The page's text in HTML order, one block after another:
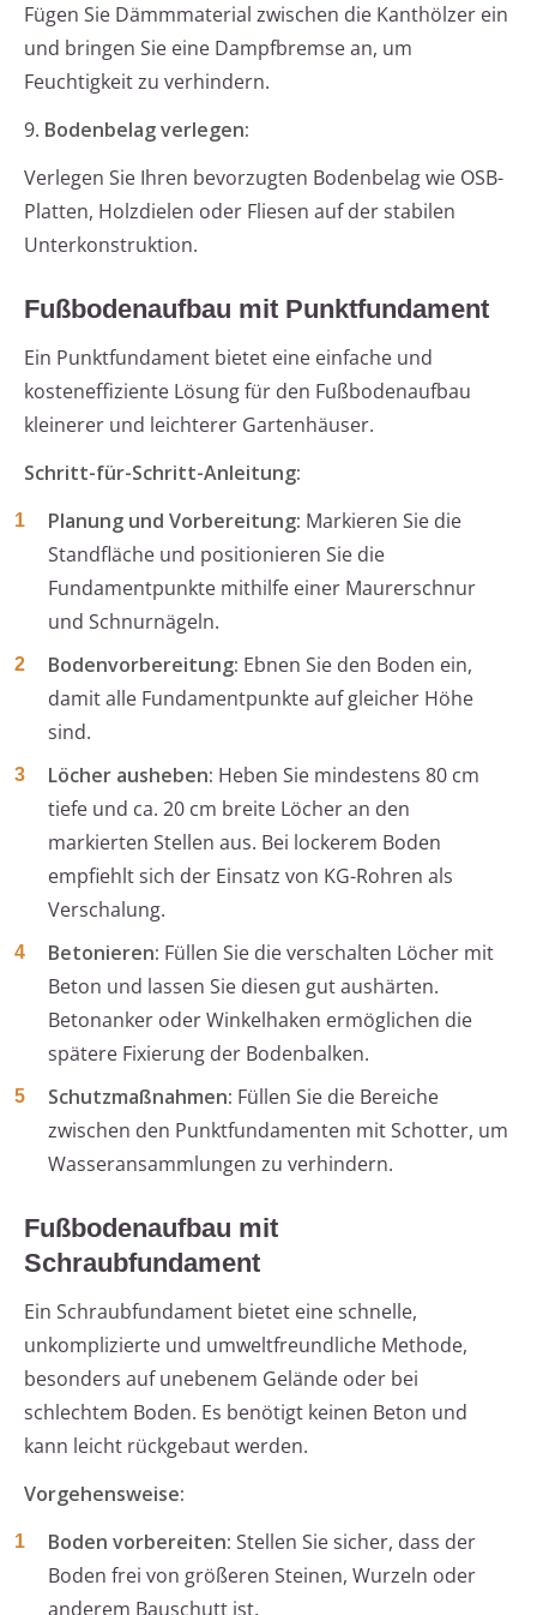
Fügen Sie Dämmmaterial zwischen die Kanthölzer ein
und bringen Sie eine Dampfbremse an, um
Feuchtigkeit zu verhindern.
9. Bodenbelag verlegen:
Verlegen Sie Ihren bevorzugten Bodenbelag wie OSB-
Platten, Holzdielen oder Fliesen auf der stabilen
Unterkonstruktion.
Fußbodenaufbau mit Punktfundament
Ein Punktfundament bietet eine einfache und
kosteneffiziente Lösung für den Fußbodenaufbau
kleinerer und leichterer Gartenhäuser.
Schritt-für-Schritt-Anleitung:
Planung und Vorbereitung: Markieren Sie die
Standfläche und positionieren Sie die
Fundamentpunkte mithilfe einer Maurerschnur
und Schnurnägeln.
Bodenvorbereitung: Ebnen Sie den Boden ein,
damit alle Fundamentpunkte auf gleicher Höhe
sind.
Löcher ausheben: Heben Sie mindestens 80 cm
tiefe und ca. 20 cm breite Löcher an den
markierten Stellen aus. Bei lockerem Boden
empfiehlt sich der Einsatz von KG-Rohren als
Verschalung.
Betonieren: Füllen Sie die verschalten Löcher mit
Beton und lassen Sie diesen gut aushärten.
Betonanker oder Winkelhaken ermöglichen die
spätere Fixierung der Bodenbalken.
Schutzmaßnahmen: Füllen Sie die Bereiche
zwischen den Punktfundamenten mit Schotter, um
Wasseransammlungen zu verhindern.
Fußbodenaufbau mit
Schraubfundament
Ein Schraubfundament bietet eine schnelle,
unkomplizierte und umweltfreundliche Methode,
besonders auf unebenem Gelände oder bei
schlechtem Boden. Es benötigt keinen Beton und
kann leicht rückgebaut werden.
Vorgehensweise:
Boden vorbereiten: Stellen Sie sicher, dass der
Boden frei von größeren Steinen, Wurzeln oder
anderem Bauschutt ist.